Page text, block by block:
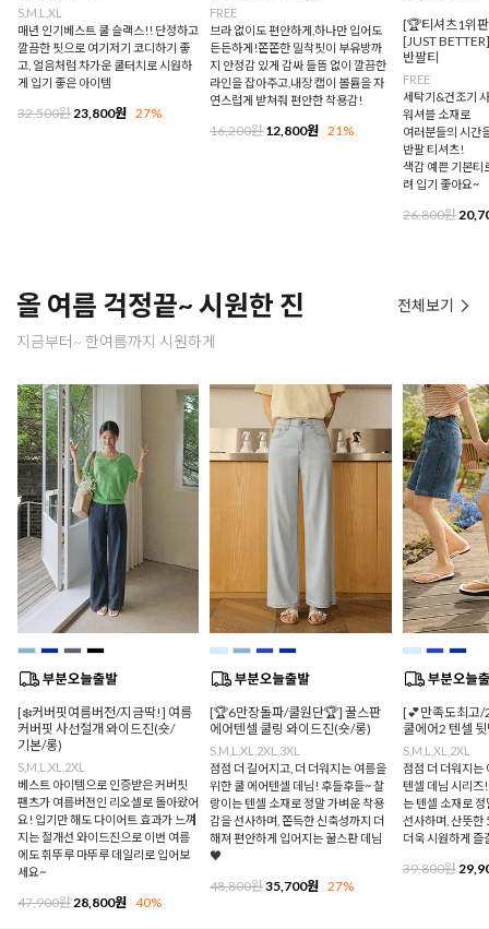
S,M,L,XL
매년 인기베스트 쿨 슬랙스!! 단정하고
깔끔한 핏으로 여기저기 코디하기 좋
고, 얼음처럼 차가운 쿨터치로 시원하
게 입기 좋은 아이템
32,500원 23,800원 27%
FREE
브라 없이도 편안하게,하나만 입어도
든든하게!쫀쫀한 밀착핏이 부유방까
지 안정감 있게 감싸 들뜸 없이 깔끔한
라인을 잡아주고,내장 캡이 볼륨을 자
연스럽게 받쳐줘 편안한 착용감!
16,200원12,800원 21%
[🏆티셔츠1위
[JUST
반팔티
FREE
세탁기&건조기
워셔블 소재로
여러분들의 시간
반팔 티셔츠!
색감 예쁜 기본티
려 입기 좋아요~
26,800원
올 여름 걱정끝~ 시원한 진
지금부터~ 한여름까지 시원하게
전체보기
[❄️커버핏여름버전/지금딱!] 여름
커버핏 사선절개 와이드진(숏/
기본/롱)
S,M,L,XL,2XL
베스트 아이템으로 인증받은 커버핏
팬츠가 여름버전인 리오셀로 돌아왔어
요! 입기만 해도 다이어트 효과가 느껴
지는 절개선 와이드진으로 이번 여름
에도 휘뚜루 마뚜루 데일리로 입어보
세요~
47,900원 28,800원 40%
[🏆6만장돌파/쿨원단🏆] 꿀스판
에어텐셀 쿨링 와이드진(숏/롱)
S,M,L,XL,2XL,3XL
점점 더 길어지고, 더 더워지는 여름을
위한 쿨 에어텐셀 데님! 후들후들~ 찰
랑이는 텐셀 소재로 정말 가벼운 착용
감을 선사하며, 쫀득한 신축성까지 더
해져 편안하게 입어지는 꿀스판 데님
♥
48,800원35,700원 27%
[💕만족도최고/
쿨에어2 텐셀
S,M,L,XL,2XL
점점 더 더워지는
텐셀 데님 시리즈
는 텐셀 소재로
선사하며, 산뜻한
더욱 시원하게
39,800원